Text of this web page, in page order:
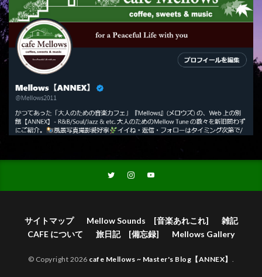
サイトマップ Mellow Sounds [音楽あれこれ]
雑記
CAFE について
旅日記 [備忘録] Mellows Gallery
© Copyright 2026 cafe Mellows ~ Master's Blog【ANNEX】